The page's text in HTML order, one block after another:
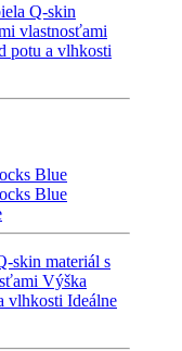
Q-skin
vlastnosťami
potu a vlhkosti
skin materiál s
Výška
vlhkosti Ideálne